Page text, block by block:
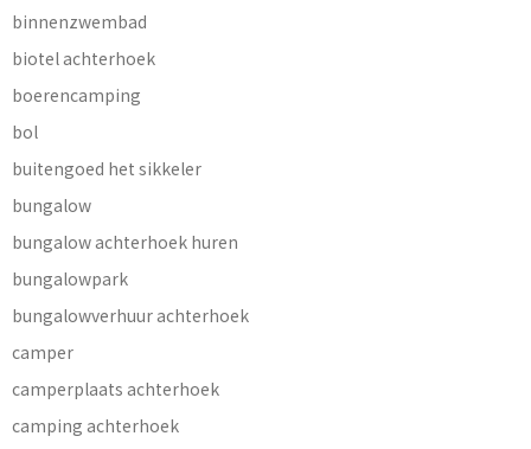
binnenzwembad
biotel achterhoek
boerencamping
bol
buitengoed het sikkeler
bungalow
bungalow achterhoek huren
bungalowpark
bungalowverhuur achterhoek
camper
camperplaats achterhoek
camping achterhoek